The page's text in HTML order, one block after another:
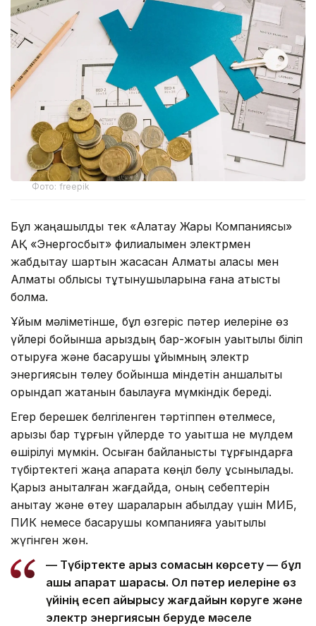
Фото: freepik
Бұл жаңашылдық тек «Алатау Жарық Компаниясы»
АҚ «Энергосбыт» филиалымен электрмен
жабдықтау шартын жасасқан Алматы қаласы мен
Алматы облысы тұтынушыларына ғана қатысты
болмақ.
Ұйым мәліметінше, бұл өзгеріс пәтер иелеріне өз
үйлері бойынша қарыздың бар-жоғын уақытылы біліп
отыруға және басқарушы ұйымның электр
энергиясын төлеу бойынша міндетін қаншалықты
орындап жатқанын бақылауға мүмкіндік береді.
Егер берешек белгіленген тәртіппен өтелмесе,
қарызы бар тұрғын үйлерде тоқ уақытша не мүлдем
өшірілуі мүмкін. Осыған байланысты тұрғындарға
түбіртектегі жаңа ақпаратқа көңіл бөлу ұсынылады.
Қарыз анықталған жағдайда, оның себептерін
анықтау және өтеу шараларын қабылдау үшін МИБ,
ПИК немесе басқарушы компанияға уақытылы
жүгінген жөн.
— Түбіртекте қарыз сомасын көрсету — бұл
ашық ақпарат шарасы. Ол пәтер иелеріне өз
үйінің есеп айырысу жағдайын көруге және
электр энергиясын беруде мәселе